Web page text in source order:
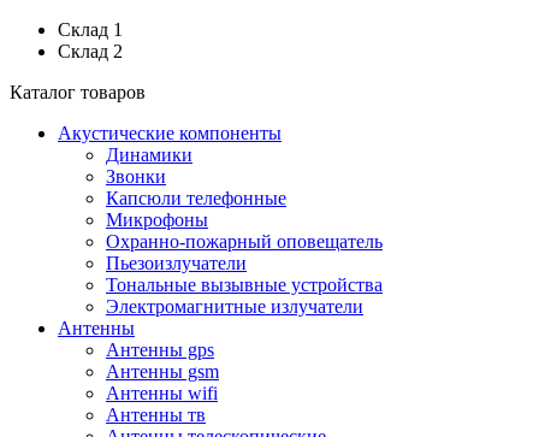
Склад 1
Склад 2
Каталог товаров
Акустические компоненты
Динамики
Звонки
Капсюли телефонные
Микрофоны
Охранно-пожарный оповещатель
Пьезоизлучатели
Тональные вызывные устройства
Электромагнитные излучатели
Антенны
Антенны gps
Антенны gsm
Антенны wifi
Антенны тв